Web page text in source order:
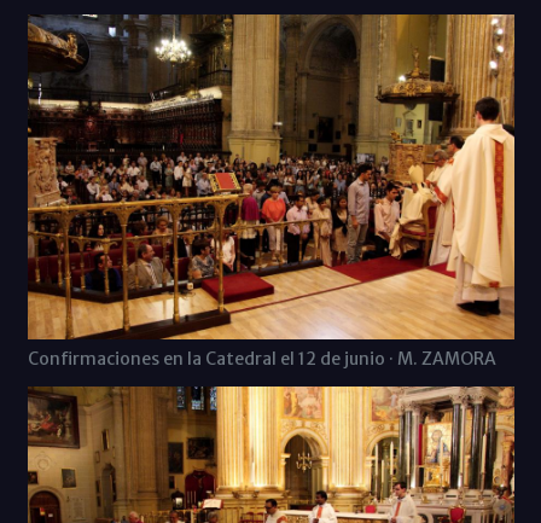
Confirmaciones en la Catedral el 12 de junio · M. ZAMORA